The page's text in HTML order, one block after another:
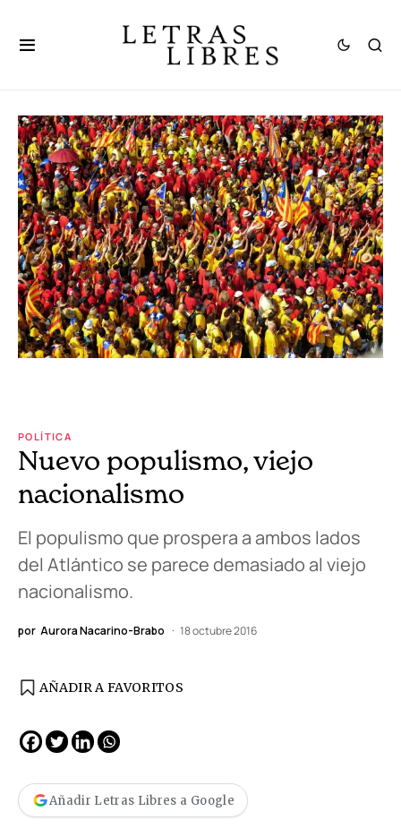
POLÍTICA
Nuevo populismo, viejo
nacionalismo
El populismo que prospera a ambos lados
del Atlántico se parece demasiado al viejo
nacionalismo.
por Aurora Nacarino-Brabo 18 octubre 2016
AÑADIR A FAVORITOS
Añadir Letras Libres a Google